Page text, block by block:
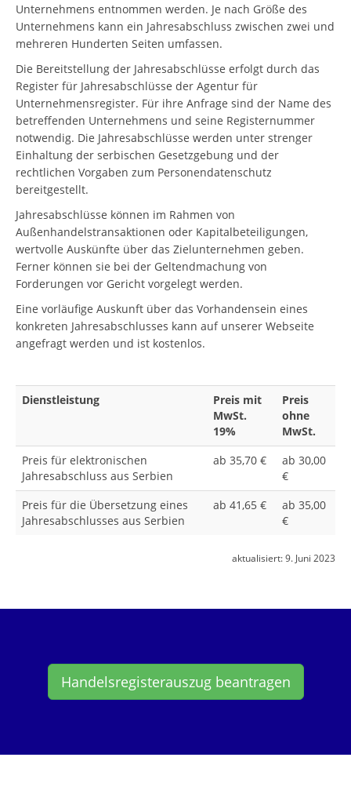
Unternehmens entnommen werden. Je nach Größe des
Unternehmens kann ein Jahresabschluss zwischen zwei und
mehreren Hunderten Seiten umfassen.
Die Bereitstellung der Jahresabschlüsse erfolgt durch das
Register für Jahresabschlüsse der Agentur für
Unternehmensregister. Für ihre Anfrage sind der Name des
betreffenden Unternehmens und seine Registernummer
notwendig. Die Jahresabschlüsse werden unter strenger
Einhaltung der serbischen Gesetzgebung und der
rechtlichen Vorgaben zum Personendatenschutz
bereitgestellt.
Jahresabschlüsse können im Rahmen von
Außenhandelstransaktionen oder Kapitalbeteiligungen,
wertvolle Auskünfte über das Zielunternehmen geben.
Ferner können sie bei der Geltendmachung von
Forderungen vor Gericht vorgelegt werden.
Eine vorläufige Auskunft über das Vorhandensein eines
konkreten Jahresabschlusses kann auf unserer Webseite
angefragt werden und ist kostenlos.
Dienstleistung
Preis mit
MwSt.
19%
Preis
ohne
MwSt.
Preis für elektronischen
Jahresabschluss aus Serbien
ab 35,70 €
ab 30,00
€
Preis für die Übersetzung eines
Jahresabschlusses aus Serbien
ab 41,65 €
ab 35,00
€
aktualisiert:9. Juni 2023
Handelsregisterauszug beantragen